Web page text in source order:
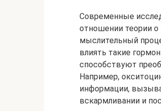
Современные
отношении теории
мыслительный
влиять такие
способствуют
Например,
информации,
вскармливании и